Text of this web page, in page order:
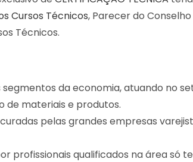
Cursos Técnicos, Parecer do
Técnicos.
da economia, atuando no
de materiais e produtos.
pelas grandes empresas
profissionais qualificados na área só